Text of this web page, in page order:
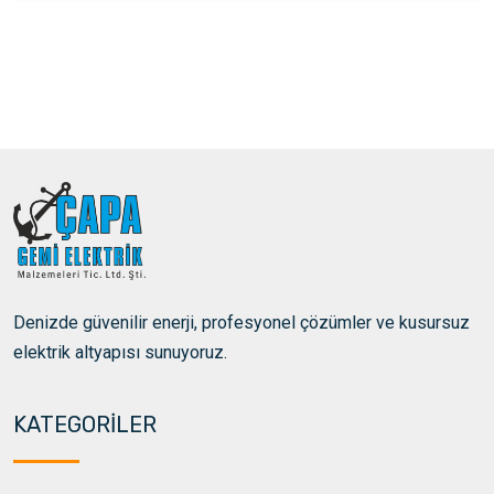
Denizde güvenilir enerji, profesyonel çözümler ve kusursuz
elektrik altyapısı sunuyoruz.
KATEGORİLER